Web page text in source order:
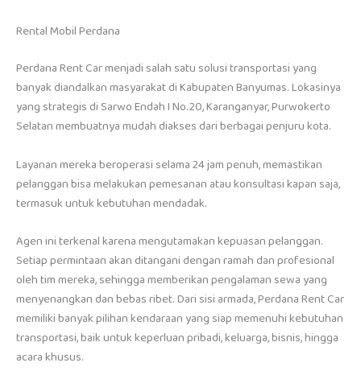
Rental Mobil Perdana
Perdana Rent Car menjadi salah satu solusi transportasi yang
banyak diandalkan masyarakat di Kabupaten Banyumas. Lokasinya
yang strategis di Sarwo Endah I No.20, Karanganyar, Purwokerto
Selatan membuatnya mudah diakses dari berbagai penjuru kota.
Layanan mereka beroperasi selama 24 jam penuh, memastikan
pelanggan bisa melakukan pemesanan atau konsultasi kapan saja,
termasuk untuk kebutuhan mendadak.
Agen ini terkenal karena mengutamakan kepuasan pelanggan.
Setiap permintaan akan ditangani dengan ramah dan profesional
oleh tim mereka, sehingga memberikan pengalaman sewa yang
menyenangkan dan bebas ribet. Dari sisi armada, Perdana Rent Car
memiliki banyak pilihan kendaraan yang siap memenuhi kebutuhan
transportasi, baik untuk keperluan pribadi, keluarga, bisnis, hingga
acara khusus.